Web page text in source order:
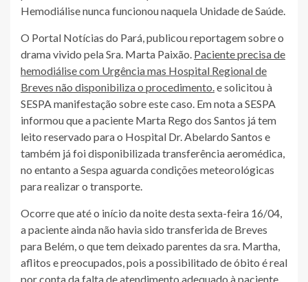
Hemodiálise nunca funcionou naquela Unidade de Saúde.
O Portal Notícias do Pará, publicou reportagem sobre o
drama vivido pela Sra. Marta Paixão. Paciente precisa de
hemodiálise com Urgência mas Hospital Regional de
Breves não disponibiliza o procedimento.e solicitou à
SESPA manifestação sobre este caso. Em nota a SESPA
informou que a paciente Marta Rego dos Santos já tem
leito reservado para o Hospital Dr. Abelardo Santos e
também já foi disponibilizada transferência aeromédica,
no entanto a Sespa aguarda condições meteorológicas
para realizar o transporte.
Ocorre que até o início da noite desta sexta-feira 16/04,
a paciente ainda não havia sido transferida de Breves
para Belém, o que tem deixado parentes da sra. Martha,
aflitos e preocupados, pois a possibilitado de óbito é real
por conta da falta de atendimento adequado à paciente.